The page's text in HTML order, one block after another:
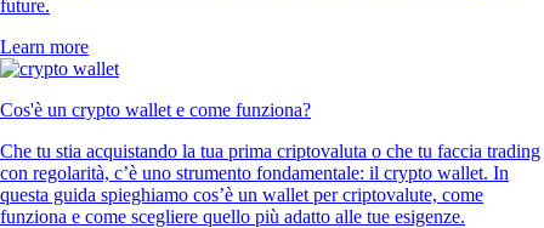
future.
Learn more
Cos'è un crypto wallet e come funziona?
Che tu stia acquistando la tua prima criptovaluta o che tu faccia trading
con regolarità, c’è uno strumento fondamentale: il crypto wallet. In
questa guida spieghiamo cos’è un wallet per criptovalute, come
funziona e come scegliere quello più adatto alle tue esigenze.